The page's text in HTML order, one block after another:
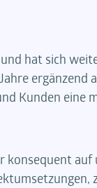
hat sich
ergänzend
Kunden eine